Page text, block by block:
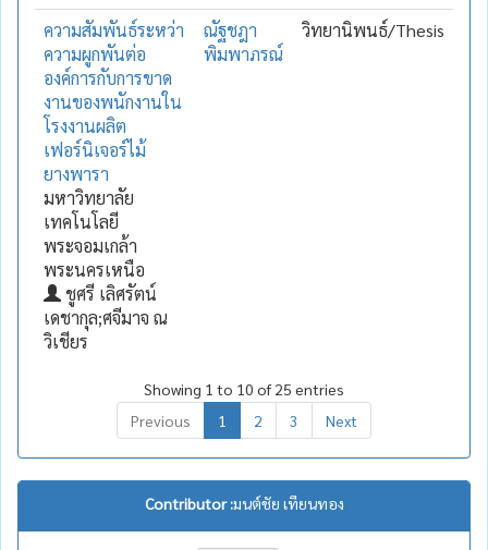
ความสัมพันธ์ระหว่า
ความผูกพันต่อ
องค์การกับการขาด
งานของพนักงานใน
โรงงานผลิต
เฟอร์นิเจอร์ไม้
ยางพารา
มหาวิทยาลัย
เทคโนโลยี
พระจอมเกล้า
พระนครเหนือ
ชูศรี เลิศรัตน์
เดชากุล;ศจีมาจ ณ
วิเชียร
ณัฐชฎา
พิมพาภรณ์
วิทยานิพนธ์/Thesis
Showing 1 to 10 of 25 entries
Previous
1 2 3 Next
Contributor :มนต์ชัย เทียนทอง